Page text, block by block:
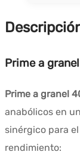
Prime a
Prime a granel
anabólicos en
sinérgico para
rendimiento: